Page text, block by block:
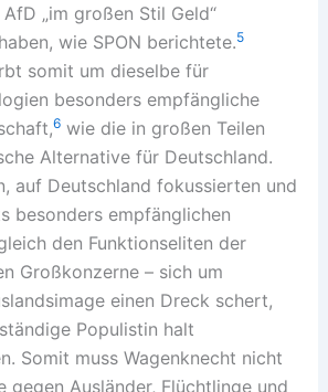
„im großen Stil Geld“
wie SPON berichtete.5
somit um dieselbe für
besonders empfängliche
6wie die in großen Teilen
Alternative für Deutschland.
auf Deutschland fokussierten und
besonders empfänglichen
den Funktionseliten der
Großkonzerne – sich um
einen Dreck schert,
Populistin halt
Somit muss Wagenknecht nicht
gegen Ausländer, Flüchtlinge und